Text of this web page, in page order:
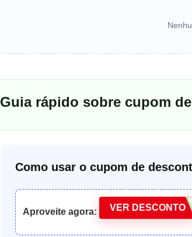
Guia rápido sobre cupom
Como usar o cupom de
Aproveite agora: VER DESCONTO